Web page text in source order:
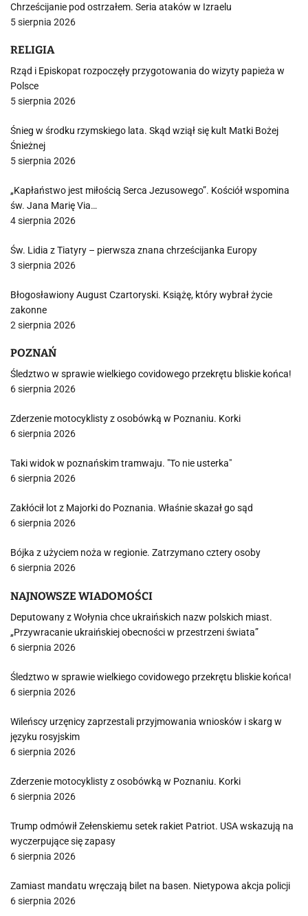
Chrześcijanie pod ostrzałem. Seria ataków w Izraelu
5 sierpnia 2026
RELIGIA
Rząd i Episkopat rozpoczęły przygotowania do wizyty papieża w
Polsce
5 sierpnia 2026
Śnieg w środku rzymskiego lata. Skąd wziął się kult Matki Bożej
Śnieżnej
5 sierpnia 2026
„Kapłaństwo jest miłością Serca Jezusowego”. Kościół wspomina
św. Jana Marię Via…
4 sierpnia 2026
Św. Lidia z Tiatyry – pierwsza znana chrześcijanka Europy
3 sierpnia 2026
Błogosławiony August Czartoryski. Książę, który wybrał życie
zakonne
2 sierpnia 2026
POZNAŃ
Śledztwo w sprawie wielkiego covidowego przekrętu bliskie końca!
6 sierpnia 2026
Zderzenie motocyklisty z osobówką w Poznaniu. Korki
6 sierpnia 2026
Taki widok w poznańskim tramwaju. "To nie usterka"
6 sierpnia 2026
Zakłócił lot z Majorki do Poznania. Właśnie skazał go sąd
6 sierpnia 2026
Bójka z użyciem noża w regionie. Zatrzymano cztery osoby
6 sierpnia 2026
NAJNOWSZE WIADOMOŚCI
Deputowany z Wołynia chce ukraińskich nazw polskich miast.
„Przywracanie ukraińskiej obecności w przestrzeni świata”
6 sierpnia 2026
Śledztwo w sprawie wielkiego covidowego przekrętu bliskie końca!
6 sierpnia 2026
Wileńscy urzęnicy zaprzestali przyjmowania wniosków i skarg w
języku rosyjskim
6 sierpnia 2026
Zderzenie motocyklisty z osobówką w Poznaniu. Korki
6 sierpnia 2026
Trump odmówił Zełenskiemu setek rakiet Patriot. USA wskazują na
wyczerpujące się zapasy
6 sierpnia 2026
Zamiast mandatu wręczają bilet na basen. Nietypowa akcja policji
6 sierpnia 2026